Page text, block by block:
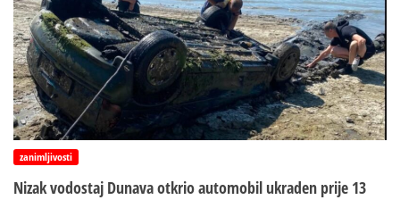
zanimljivosti
Nizak vodostaj Dunava otkrio automobil ukraden prije 13